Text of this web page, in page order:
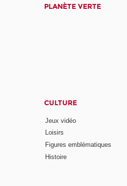
PLANÈTE VERTE
CULTURE
Jeux vidéo
Loisirs
Figures emblématiques
Histoire